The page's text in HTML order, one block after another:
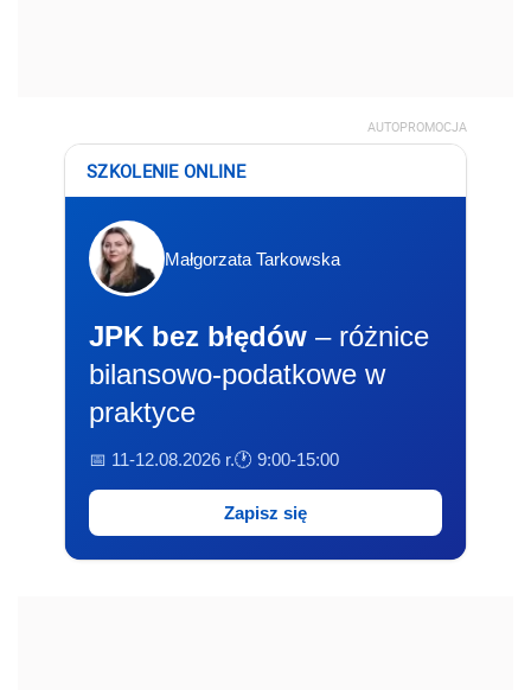
AUTOPROMOCJA
SZKOLENIE ONLINE
Małgorzata Tarkowska
JPK bez błędów – różnice
bilansowo-podatkowe w
praktyce
📅 11-12.08.2026 r.🕐 9:00-15:00
Zapisz się